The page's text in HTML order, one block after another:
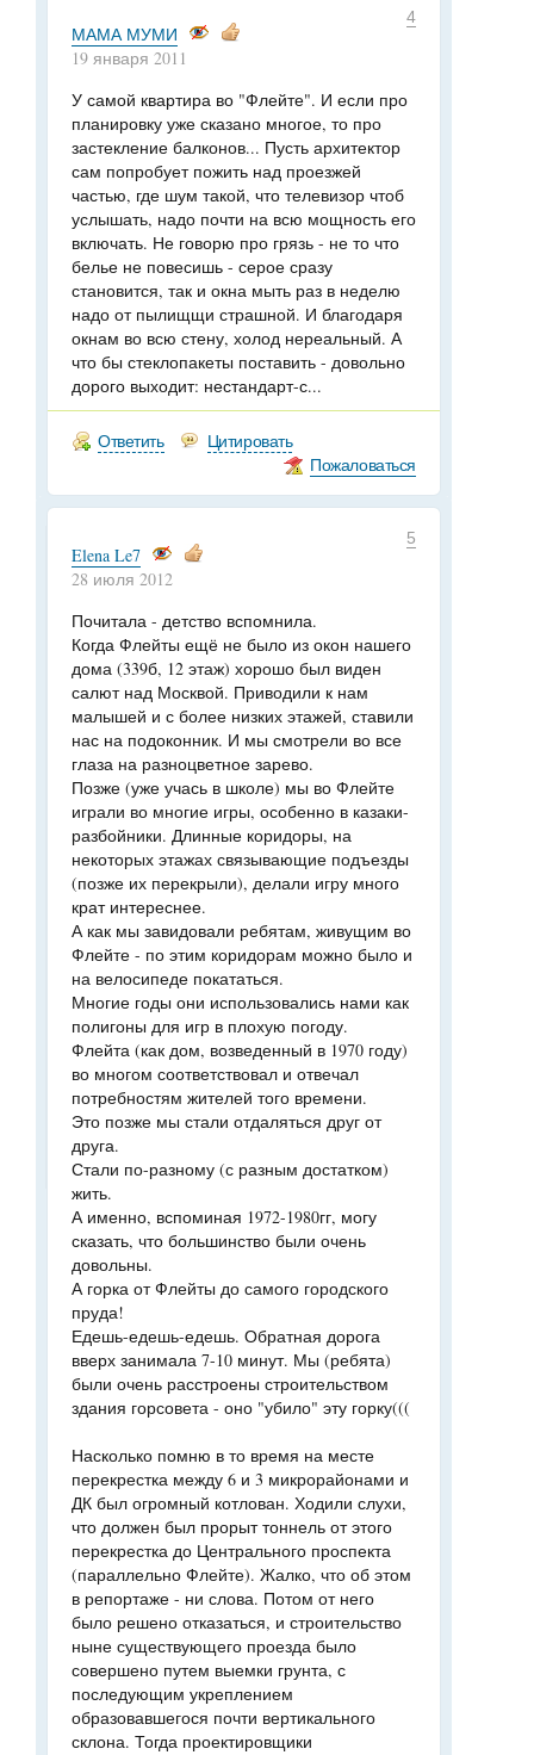
4
МАМА МУМИ
19 января 2011
У самой квартира во "Флейте". И если про
планировку уже сказано многое, то про
застекление балконов... Пусть архитектор
сам попробует пожить над проезжей
частью, где шум такой, что телевизор чтоб
услышать, надо почти на всю мощность его
включать. Не говорю про грязь - не то что
белье не повесишь - серое сразу
становится, так и окна мыть раз в неделю
надо от пылищщи страшной. И благодаря
окнам во всю стену, холод нереальный. А
что бы стеклопакеты поставить - довольно
дорого выходит: нестандарт-с...
Ответить
Цитировать
Пожаловаться
5
Elena Le7
28 июля 2012
Почитала - детство вспомнила.
Когда Флейты ещё не было из окон нашего
дома (339б, 12 этаж) хорошо был виден
салют над Москвой. Приводили к нам
малышей и с более низких этажей, ставили
нас на подоконник. И мы смотрели во все
глаза на разноцветное зарево.
Позже (уже учась в школе) мы во Флейте
играли во многие игры, особенно в казаки-
разбойники. Длинные коридоры, на
некоторых этажах связывающие подъезды
(позже их перекрыли), делали игру много
крат интереснее.
А как мы завидовали ребятам, живущим во
Флейте - по этим коридорам можно было и
на велосипеде покататься.
Многие годы они использовались нами как
полигоны для игр в плохую погоду.
Флейта (как дом, возведенный в 1970 году)
во многом соответствовал и отвечал
потребностям жителей того времени.
Это позже мы стали отдаляться друг от
друга.
Стали по-разному (с разным достатком)
жить.
А именно, вспоминая 1972-1980гг, могу
сказать, что большинство были очень
довольны.
А горка от Флейты до самого городского
пруда!
Едешь-едешь-едешь. Обратная дорога
вверх занимала 7-10 минут. Мы (ребята)
были очень расстроены строительством
здания горсовета - оно "убило" эту горку(((
Насколько помню в то время на месте
перекрестка между 6 и 3 микрорайонами и
ДК был огромный котлован. Ходили слухи,
что должен был прорыт тоннель от этого
перекрестка до Центрального проспекта
(параллельно Флейте). Жалко, что об этом
в репортаже - ни слова. Потом от него
было решено отказаться, и строительство
ныне существующего проезда было
совершено путем выемки грунта, с
последующим укреплением
образовавшегося почти вертикального
склона. Тогда проектировщики